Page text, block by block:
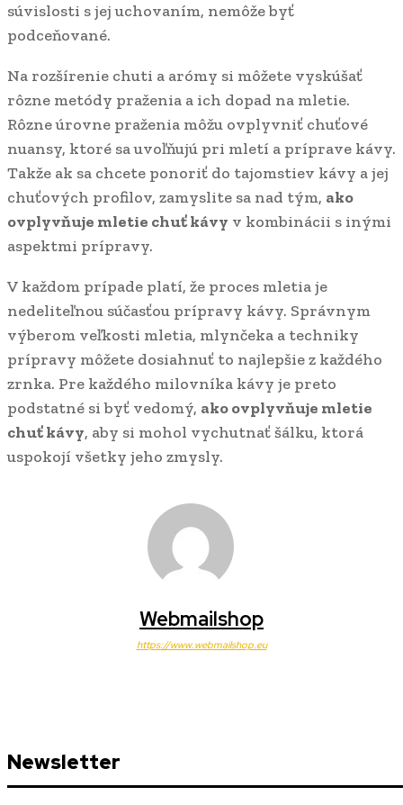
súvislosti s jej uchovaním, nemôže byť
podceňované.
Na rozšírenie chuti a arómy si môžete vyskúšať
rôzne metódy praženia a ich dopad na mletie.
Rôzne úrovne praženia môžu ovplyvniť chuťové
nuansy, ktoré sa uvoľňujú pri mletí a príprave kávy.
Takže ak sa chcete ponoriť do tajomstiev kávy a jej
chuťových profilov, zamyslite sa nad tým, ako
ovplyvňuje mletie chuť kávy v kombinácii s inými
aspektmi prípravy.
V každom prípade platí, že proces mletia je
nedeliteľnou súčasťou prípravy kávy. Správnym
výberom veľkosti mletia, mlynčeka a techniky
prípravy môžete dosiahnuť to najlepšie z každého
zrnka. Pre každého milovníka kávy je preto
podstatné si byť vedomý, ako ovplyvňuje mletie
chuť kávy, aby si mohol vychutnať šálku, ktorá
uspokojí všetky jeho zmysly.
Webmailshop
https://www.webmailshop.eu
Newsletter